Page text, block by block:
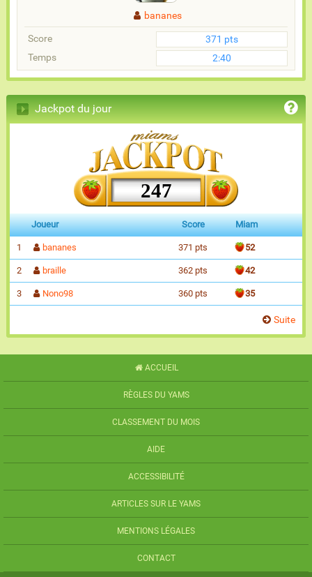
bananes
Score
371 pts
Temps
2:40
Jackpot du jour
247
Joueur Score Miam
1 bananes 371 pts 52
2 braille 362 pts 42
3 Nono98 360 pts 35
Suite
ACCUEIL
RÈGLES DU YAMS
CLASSEMENT DU MOIS
AIDE
ACCESSIBILITÉ
ARTICLES SUR LE YAMS
MENTIONS LÉGALES
CONTACT